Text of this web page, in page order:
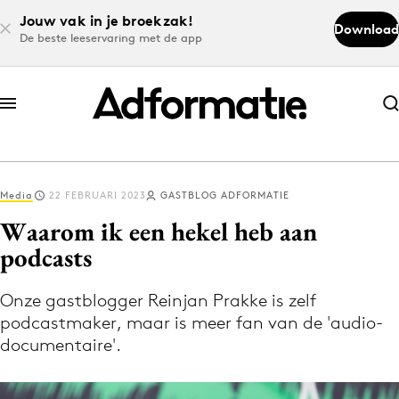
Jouw vak in je broekzak!
De beste leeservaring met de app
Download
Abonneer nu
Abonneer nu
Log in
Volg het laatste nieuws via de Adformatie
Nieuws app
Media 22 FEBRUARI 2023 GASTBLOG ADFORMATIE
Waarom ik een hekel heb aan
podcasts
Onze gastblogger Reinjan Prakke is zelf
podcastmaker, maar is meer fan van de 'audio-
documentaire'.